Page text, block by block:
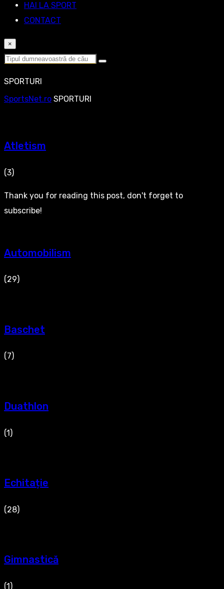
HAI LA SPORT
CONTACT
×
SPORTURI
SportsNet.ro SPORTURI
Atletism
(3)
Thank you for reading this post, don't forget to
subscribe!
Automobilism
(29)
Baschet
(7)
Duathlon
(1)
Echitație
(28)
Gimnastică
(1)